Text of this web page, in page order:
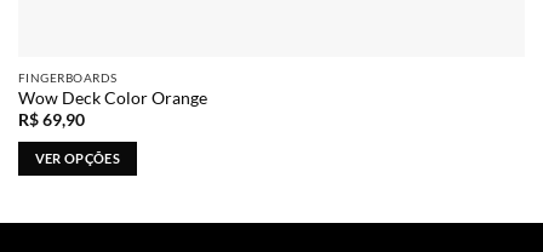
FINGERBOARDS
Wow Deck Color Orange
R$69,90
VER OPÇÕES